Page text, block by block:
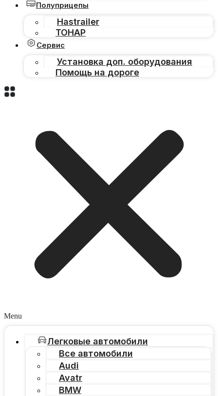
Полуприцепы
Hastrailer
ТОНАР
Сервис
Установка доп. оборудования
Помощь на дороге
Menu
Легковые автомобили
Все автомобили
Audi
Avatr
BMW